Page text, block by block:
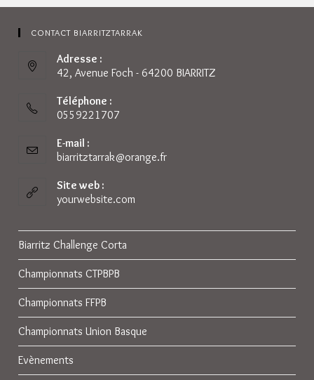
CONTACT BIARRITZTARRAK
Adresse :
42, Avenue Foch - 64200 BIARRITZ
Téléphone :
0559221707
E-mail :
biarritztarrak@orange.frS’ouvre
Site web :
yourwebsite.com
Biarritz Challenge Corta
Championnats CTPBPB
Championnats FFPB
Championnats Union Basque
Evènements